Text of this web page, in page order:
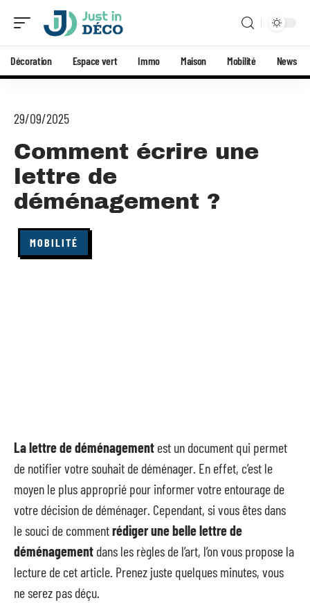
Décoration Espace vert Immo Maison Mobilité News
29/09/2025
Comment écrire une
lettre de
déménagement ?
MOBILITÉ
La lettre de déménagement est un document qui permet
de notifier votre souhait de déménager. En effet, c’est le
moyen le plus approprié pour informer votre entourage de
votre décision de déménager. Cependant, si vous êtes dans
le souci de commentrédiger une belle lettre de
déménagement dans les règles de l’art, l’on vous propose la
lecture de cet article. Prenez juste quelques minutes, vous
ne serez pas déçu.